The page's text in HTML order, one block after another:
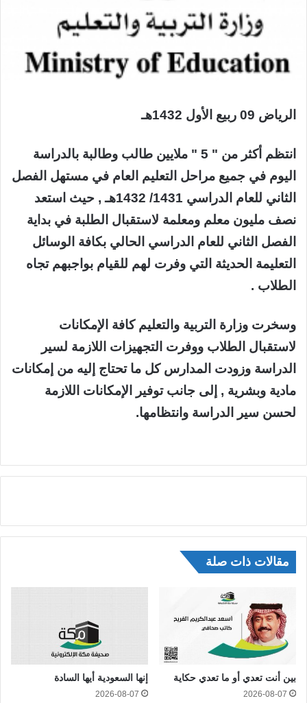
الرياض 09 ربيع الأول 1432هـ
انتظم أكثر من " 5 " ملايين طالب وطالبة بالدراسة
اليوم في جميع مراحل التعليم العام في مستهل الفصل
الثاني للعام الدراسي 1431/ 1432هـ , حيث استعد
نصف مليون معلم ومعلمة لاستقبال الطلبة في بداية
الفصل الثاني للعام الدراسي الحالي بكافة الوسائل
التعليمة الحديثة التي وفرت لهم للقيام بواجبهم تجاه
الطلاب .
وسخرت وزارة التربية والتعليم كافة الإمكانات
لاستقبال الطلاب ووفرت التجهيزات اللازمة لسير
الدراسة وزودت المدارس كل ما تحتاج إليه من إمكانات
مادية وبشرية , إلى جانب توفير الإمكانات اللازمة
لحسن سير الدراسة وانتظامها.
مقالات ذات صلة
بين أنت تعدي أو ما تعدي حكاية
2026-08-07
إنها السعودية أيها السادة
2026-08-07